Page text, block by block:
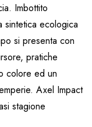
Imbottito
sintetica ecologica
si presenta con
pratiche
colore ed un
Axel Impact
stagione